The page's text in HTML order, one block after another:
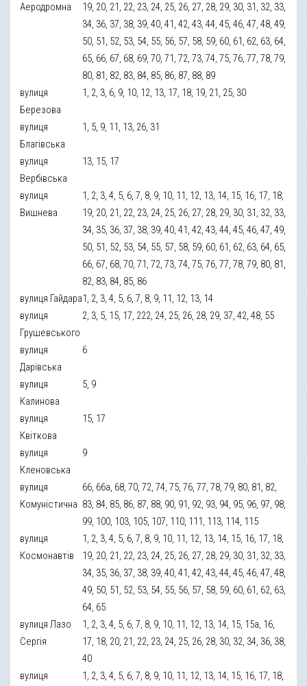
Аеродромна
19, 20, 21, 22, 23, 24, 25, 26, 27, 28, 29, 30, 31, 32, 33,
34, 36, 37, 38, 39, 40, 41, 42, 43, 44, 45, 46, 47, 48, 49,
50, 51, 52, 53, 54, 55, 56, 57, 58, 59, 60, 61, 62, 63, 64,
65, 66, 67, 68, 69, 70, 71, 72, 73, 74, 75, 76, 77, 78, 79,
80, 81, 82, 83, 84, 85, 86, 87, 88, 89
вулиця
Березова
1, 2, 3, 6, 9, 10, 12, 13, 17, 18, 19, 21, 25, 30
вулиця
Благівська
1, 5, 9, 11, 13, 26, 31
вулиця
Вербівська
13, 15, 17
вулиця
Вишнева
1, 2, 3, 4, 5, 6, 7, 8, 9, 10, 11, 12, 13, 14, 15, 16, 17, 18,
19, 20, 21, 22, 23, 24, 25, 26, 27, 28, 29, 30, 31, 32, 33,
34, 35, 36, 37, 38, 39, 40, 41, 42, 43, 44, 45, 46, 47, 49,
50, 51, 52, 53, 54, 55, 57, 58, 59, 60, 61, 62, 63, 64, 65,
66, 67, 68, 70, 71, 72, 73, 74, 75, 76, 77, 78, 79, 80, 81,
82, 83, 84, 85, 86
вулиця Гайдара1, 2, 3, 4, 5, 6, 7, 8, 9, 11, 12, 13, 14
вулиця
Грушевського
2, 3, 5, 15, 17, 222, 24, 25, 26, 28, 29, 37, 42, 48, 55
вулиця
Дарївська
6
вулиця
Калинова
5, 9
вулиця
Квіткова
15, 17
вулиця
Кленовська
9
вулиця
Комуністична
66, 66а, 68, 70, 72, 74, 75, 76, 77, 78, 79, 80, 81, 82,
83, 84, 85, 86, 87, 88, 90, 91, 92, 93, 94, 95, 96, 97, 98,
99, 100, 103, 105, 107, 110, 111, 113, 114, 115
вулиця
Космонавтів
1, 2, 3, 4, 5, 6, 7, 8, 9, 10, 11, 12, 13, 14, 15, 16, 17, 18,
19, 20, 21, 22, 23, 24, 25, 26, 27, 28, 29, 30, 31, 32, 33,
34, 35, 36, 37, 38, 39, 40, 41, 42, 43, 44, 45, 46, 47, 48,
49, 50, 51, 52, 53, 54, 55, 56, 57, 58, 59, 60, 61, 62, 63,
64, 65
вулиця Лазо
Сергія
1, 2, 3, 4, 5, 6, 7, 8, 9, 10, 11, 12, 13, 14, 15, 15а, 16,
17, 18, 20, 21, 22, 23, 24, 25, 26, 28, 30, 32, 34, 36, 38,
40
вулиця
1, 2, 3, 4, 5, 6, 7, 8, 9, 10, 11, 12, 13, 14, 15, 16, 17, 18,